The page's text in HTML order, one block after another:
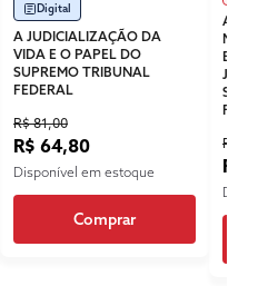
Digital
A JUDICIALIZAÇÃO DA
VIDA E O PAPEL DO
SUPREMO TRIBUNAL
FEDERAL
R$ 81,00
R$ 64,80
Disponível em estoque
Comprar
R$
R$